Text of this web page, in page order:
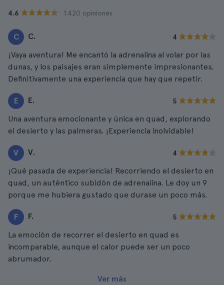
4.6 · 1.420 opiniones
C C. 4
¡Vaya aventura! Me encantó la adrenalina al volar por las
dunas, y los paisajes eran simplemente impresionantes.
Definitivamente una experiencia que hay que repetir.
E E. 5
Una aventura emocionante y única en quad, explorando
el desierto y las palmeras. ¡Experiencia inolvidable!
V V. 4
¡Qué pasada de experiencia! Recorriendo el desierto en
quad, un auténtico subidón de adrenalina. Le doy un 9
porque me hubiera gustado que durase un poco más.
F F. 5
La emoción de recorrer el desierto en quad es
incomparable, aunque el calor puede ser un poco
abrumador.
Ver más